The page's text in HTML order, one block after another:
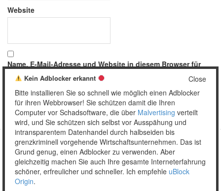
Website
Name, E-Mail-Adresse und Website in diesem Browser für
meinen nächsten Kommentar speichern.
Copyright © 2026 Unser täglich Spam.
MobileWordPress Theme by themehall.com
Close
Kein Adblocker erkannt
Bitte installieren Sie so schnell wie möglich einen Adblocker
für ihren Webbrowser! Sie schützen damit die Ihren
Computer vor Schadsoftware, die über Malvertising verteilt
wird, und Sie schützen sich selbst vor Ausspähung und
intransparentem Datenhandel durch halbseiden bis
grenzkriminell vorgehende Wirtschaftsunternehmen. Das ist
Grund genug, einen Adblocker zu verwenden. Aber
gleichzeitig machen Sie auch Ihre gesamte Interneterfahrung
schöner, erfreulicher und schneller. Ich empfehle uBlock
Origin.